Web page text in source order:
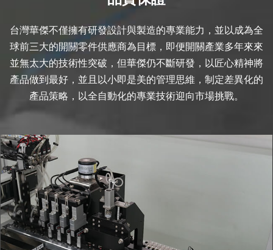
台灣華傑不僅擁有研發設計與製造的專業能力，並以成為全
球前三大的開關零件供應商為目標，即便開關產業多年來來
並無太大的技術性突破，但華傑仍不斷研發，以匠心精神將
產品做到最好，並且以小即是美的管理思維，制定差異化的
產品策略，以全自動化的專業技術迎向市場挑戰。